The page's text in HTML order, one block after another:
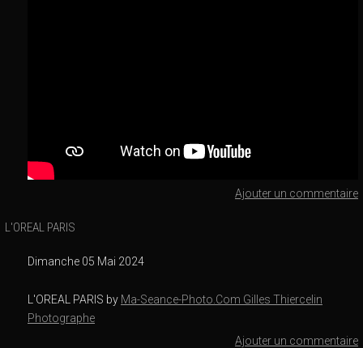
Ajouter un commentaire
L'OREAL PARIS
Dimanche 05 Mai 2024
L'OREAL PARIS by Ma-Seance-Photo.Com Gilles Thiercelin
Photographe
Ajouter un commentaire